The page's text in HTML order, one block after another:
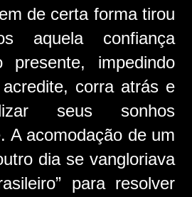
de certa forma tirou
aquela confiança
presente, impedindo
corra atrás e
seus sonhos
A acomodação de um
dia se vangloriava
para resolver